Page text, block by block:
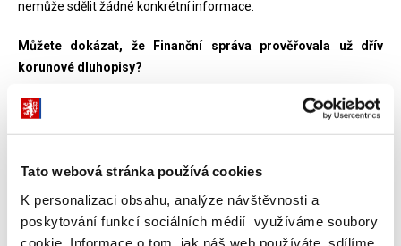
Tato webová stránka používá cookies
K personalizaci obsahu, analýze návštěvnosti a
poskytování funkcí sociálních médií využíváme soubory
cookie. Informace o tom, jak náš web používáte, sdílíme
nemůže sdělit žádné konkrétní informace.
Můžete dokázat, že Finanční správa prověřovala už dřív
korunové dluhopisy?
Samozřejmě, máme statistiky, které Finanční správa předložila
projevil až nyní. Protože je také potřeba si uvědomit, jak tehdejší
politické reprezentace interpretovaly korunové dluhopisy. Byly
interpretovány z nejvyšších míst ministerstva financí tak, že
vlastně se nejedná o žádný daňový problém. Finanční správa